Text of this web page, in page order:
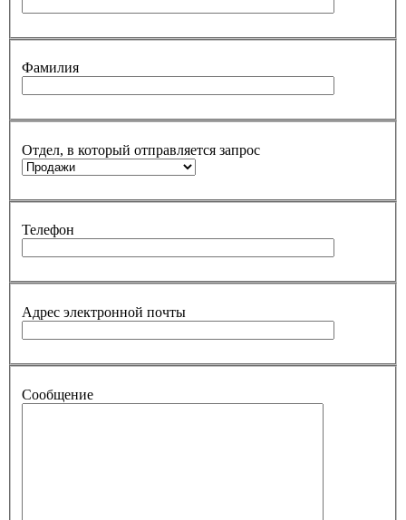
Фамилия
Отдел, в который отправляется запрос
Телефон
Адрес электронной почты
Сообщение